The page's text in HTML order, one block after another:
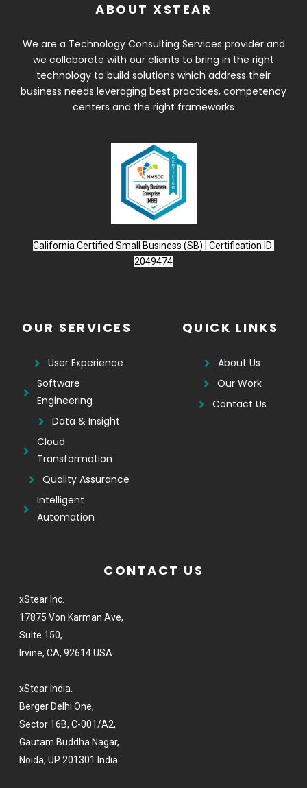
ABOUT XSTEAR
We are a Technology Consulting Services provider and
we collaborate with our clients to bring in the right
technology to build solutions which address their
business needs leveraging best practices, competency
centers and the right frameworks
California Certified Small Business (SB) | Certification ID:
2049474
OUR SERVICES
User Experience
Software
Engineering
Data & Insight
Cloud
Transformation
Quality Assurance
Intelligent
Automation
QUICK LINKS
About Us
Our Work
Contact Us
CONTACT US
xStear Inc.
17875 Von Karman Ave,
Suite 150,
Irvine, CA, 92614 USA
xStear India.
Berger Delhi One,
Sector 16B, C-001/A2,
Gautam Buddha Nagar,
Noida, UP 201301 India